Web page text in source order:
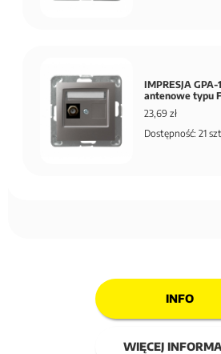
IMPRESJA
antenowe typu
23,69 zł
Dostępność: 21
INFO
WIĘCEJ